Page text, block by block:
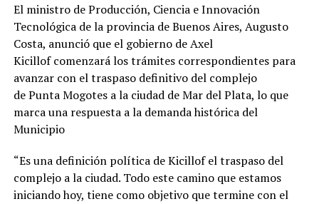
El ministro de Producción, Ciencia e Innovación
Tecnológica de la provincia de Buenos Aires, Augusto
Costa, anunció que el gobierno de Axel
Kicillof comenzará los trámites correspondientes para
avanzar con el traspaso definitivo del complejo
de Punta Mogotes a la ciudad de Mar del Plata, lo que
marca una respuesta a la demanda histórica del
Municipio
“Es una definición política de Kicillof el traspaso del
complejo a la ciudad. Todo este camino que estamos
iniciando hoy, tiene como objetivo que termine con el